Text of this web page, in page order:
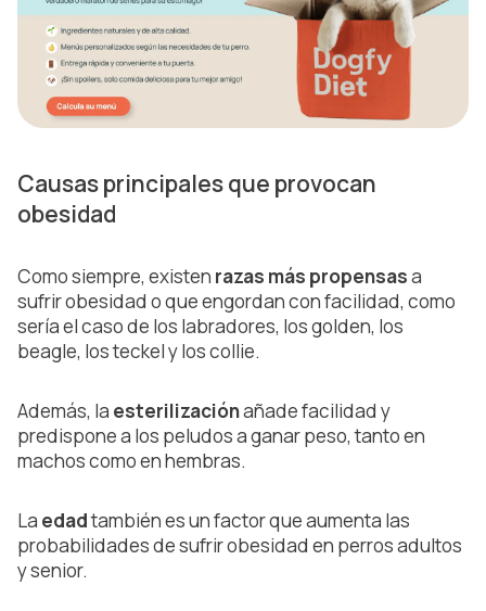
Causas principales que provocan
obesidad
Como siempre, existen razas más propensasa
sufrir obesidad o que engordan con facilidad, como
sería el caso de los labradores, los golden, los
beagle, los teckel y los collie.
Además, la esterilizaciónañade facilidad y
predispone a los peludos a ganar peso, tanto en
machos como en hembras.
La edadtambién es un factor que aumenta las
probabilidades de sufrir obesidad en perros adultos
y senior.